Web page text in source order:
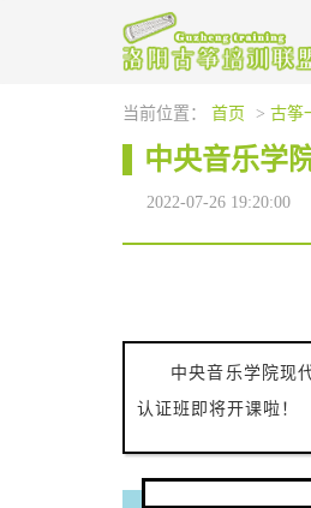
当前位置： 首页 > 古筝
中央音乐学
2022-07-26 19:20:00
中央音乐学院现
认证班即将开课啦！